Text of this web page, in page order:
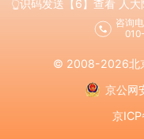
👆识码发送【6】查看 人
咨询
010-
© 2008-2026北
京公网
京